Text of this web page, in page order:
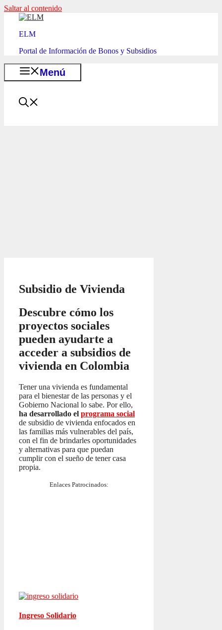
Saltar al contenido
ELM
Portal de Información de Bonos y Subsidios
Menú
Subsidio de Vivienda
Descubre cómo los
proyectos sociales
pueden ayudarte a
acceder a subsidios de
vivienda en Colombia
Tener una vivienda es fundamental
para el bienestar de las personas y el
Gobierno Nacional lo sabe. Por ello,
ha desarrollado el programa social
de subsidio de vivienda enfocados en
las familias más vulnerables del país,
con el fin de brindarles oportunidades
y alternativas para que puedan
cumplir con el sueño de tener casa
propia.
Enlaces Patrocinados:
Ingreso Solidario